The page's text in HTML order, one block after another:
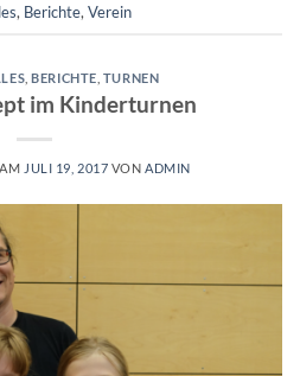
, Berichte, Verein
,BERICHTE TURNEN
im Kinderturnen
JULI 19, 2017 VONADMIN